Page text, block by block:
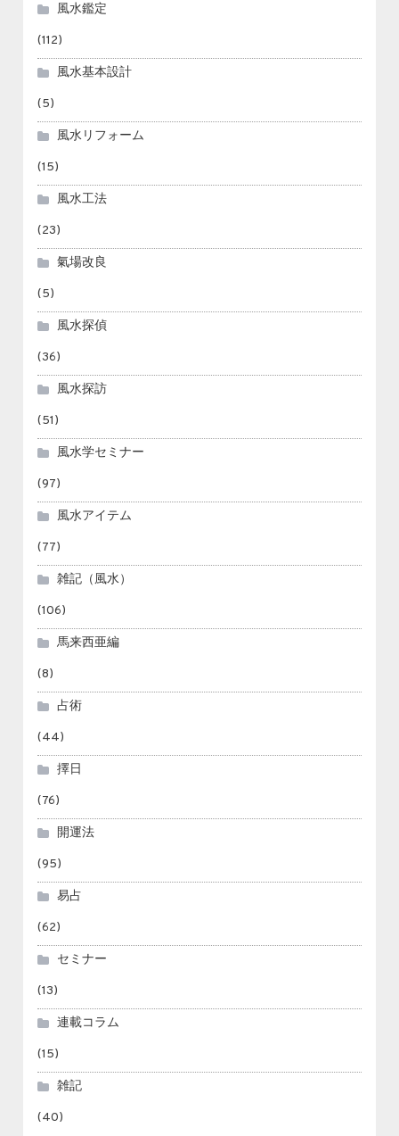
風水鑑定
(112)
風水基本設計
(5)
風水リフォーム
(15)
風水工法
(23)
氣場改良
(5)
風水探偵
(36)
風水探訪
(51)
風水学セミナー
(97)
風水アイテム
(77)
雑記（風水）
(106)
馬来西亜編
(8)
占術
(44)
擇日
(76)
開運法
(95)
易占
(62)
セミナー
(13)
連載コラム
(15)
雑記
(40)